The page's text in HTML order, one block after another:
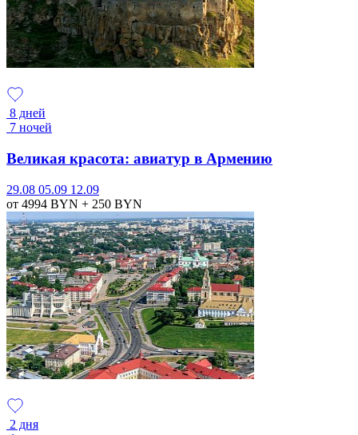
8 дней
7 ночей
Великая красота: авиатур в Армению
29.08 05.09 12.09
от 4994 BYN + 250 BYN
2 дня